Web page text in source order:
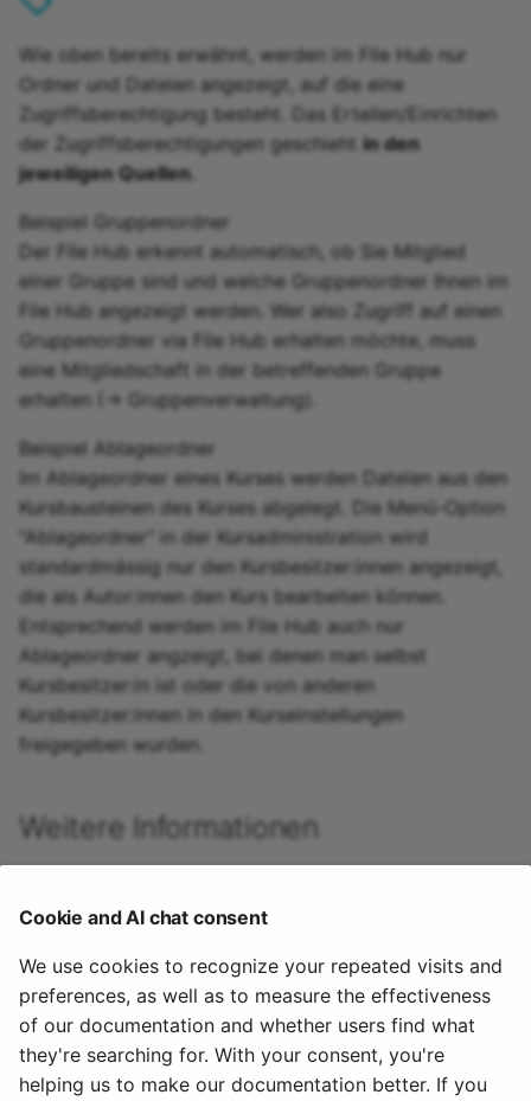
Wie oben bereits erwähnt, werden im File Hub nur
Ordner und Dateien angezeigt, auf die eine
Zugriffsberechtigung besteht. Das Erteilen/Einrichten
der Zugriffsberechtigungen geschieht in den
jeweiligen Quellen.
Beispiel Gruppenordner
Der File Hub erkennt automatisch, ob Sie Mitglied
einer Gruppe sind und welche Gruppenordner Ihnen im
File Hub angezeigt werden. Wer also Zugriff auf einen
Gruppenordner via File Hub erhalten möchte, muss
eine Mitgliedschaft in der betreffenden Gruppe
erhalten (-> Gruppenverwaltung).
Beispiel Ablageordner
Im Ablageordner eines Kurses werden Dateien aus den
Kursbausteinen des Kurses abgelegt. Die Menü-Option
"Ablageordner" in der Kursadministration wird
standardmässig nur den Kursbesitzer:innen angezeigt,
die als Autor:innen den Kurs bearbeiten können.
Entsprechend werden im File Hub auch nur
Ablageordner angzeigt, bei denen man selbst
Kursbesitzer:in ist oder die von anderen
Kursbesitzer:innen in den Kurseinstellungen
freigegeben wurden.
Weitere Informationen
Media Center
Dokumentenpool
Ablageordner
Ressourcenordner
Persönlicher Ordner
Kursarchiv
Cookie and AI chat consent
We use cookies to recognize your repeated visits and
preferences, as well as to measure the effectiveness
of our documentation and whether users find what
they're searching for. With your consent, you're
helping us to make our documentation better. If you